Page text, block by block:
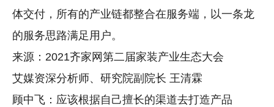
体交付，所有的产业链都整合在服务端，以一条龙
的服务思路满足用户。
来源：2021齐家网第二届家装产业生态大会
艾媒资深分析师、研究院副院长 王清霖
顾中飞：应该根据自己擅长的渠道去打造产品